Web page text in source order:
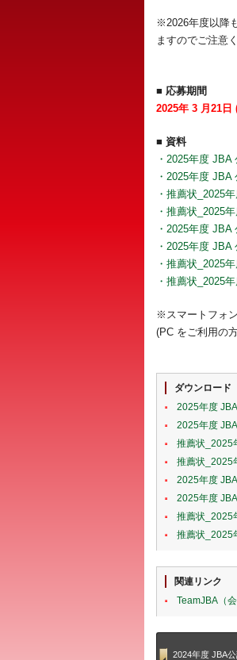
※2026年度以降
ますのでご注意
■ 応募期間
2025年 3 月21日
■ 資料
・2025年度
・2025年度
・推薦状_2025
・推薦状_2025
・2025年度
・2025年度
・推薦状_2025
・推薦状_2025
※スマートフォ
(PC をご利用の
ダウンロード
2025年度
2025年度
推薦状_2025
推薦状_2025
2025年度
2025年度
推薦状_2025
推薦状_2025
関連リンク
TeamJBA（
2024年度 JBA